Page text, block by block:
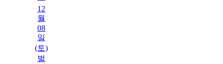
12
월
08
일
(토)
벌